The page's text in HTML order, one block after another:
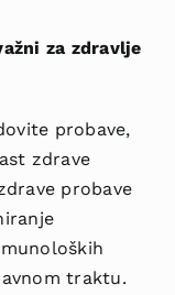
za zdravlje
probave,
zdrave
probave
traktu.